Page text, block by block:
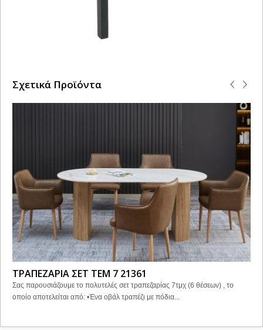
Σχετικά Προϊόντα
ΤΡΑΠΕΖΑΡΙΑ ΣΕΤ ΤΕΜ 7 21361
Σας παρουσιάζουμε το πολυτελές σετ τραπεζαρίας 7τμχ (6 θέσεων) , το
οποίο αποτελείται από: •Ένα οβάλ τραπέζι με πόδια...